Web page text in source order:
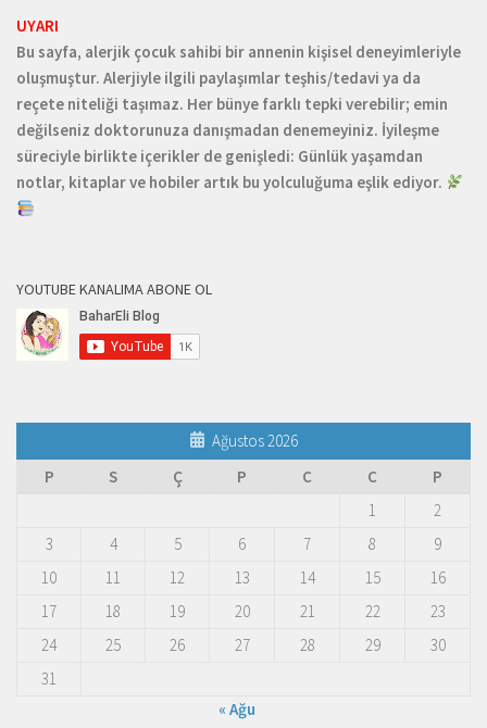
UYARI
Bu sayfa, alerjik çocuk sahibi bir annenin kişisel deneyimleriyle
oluşmuştur. Alerjiyle ilgili paylaşımlar teşhis/tedavi ya da
reçete niteliği taşımaz. Her bünye farklı tepki verebilir; emin
değilseniz doktorunuza danışmadan denemeyiniz. İyileşme
süreciyle birlikte içerikler de genişledi: Günlük yaşamdan
notlar, kitaplar ve hobiler artık bu yolculuğuma eşlik ediyor.
YOUTUBE KANALIMA ABONE OL
Ağustos 2026
P
S Ç P C C
P
1
2
3
4 5 6 7 8
9
10
11 12 13 14 15
16
17
18 19 20 21 22
23
24
25 26 27 28 29
30
31
« Ağu